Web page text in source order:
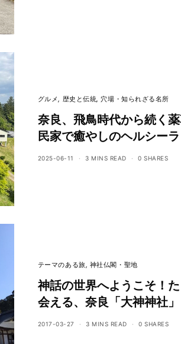
グルメ 歴史と伝統 ,穴場・知られざる名所
奈良、飛鳥時代から続く
民家で癒やしのヘルシー
2025-06-11 3 MINS READ 0 SHARES
テーマのある旅, 神社仏閣・聖地
神話の世界へようこそ！
会える、奈良「大神神社」
2017-03-27 3 MINS READ 0 SHARES